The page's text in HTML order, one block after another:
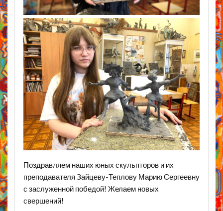
Поздравляем наших юных скульпторов и их
преподавателя Зайцеву-Теплову Марию Сергеевну
с заслуженной победой! Желаем новых
свершений!